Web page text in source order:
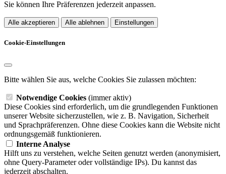
Sie können Ihre Präferenzen jederzeit anpassen.
Alle akzeptieren Alle ablehnen Einstellungen
Cookie-Einstellungen
Bitte wählen Sie aus, welche Cookies Sie zulassen möchten:
Notwendige Cookies (immer aktiv)
Diese Cookies sind erforderlich, um die grundlegenden Funktionen
unserer Website sicherzustellen, wie z. B. Navigation, Sicherheit
und Sprachpräferenzen. Ohne diese Cookies kann die Website nicht
ordnungsgemäß funktionieren.
Interne Analyse
Hilft uns zu verstehen, welche Seiten genutzt werden (anonymisiert,
ohne Query-Parameter oder vollständige IPs). Du kannst das
jederzeit abschalten.